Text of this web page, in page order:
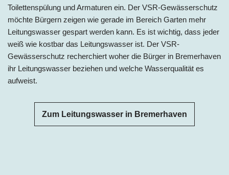
Toilettenspülung und Armaturen ein. Der VSR-Gewässerschutz
möchte Bürgern zeigen wie gerade im Bereich Garten mehr
Leitungswasser gespart werden kann. Es ist wichtig, dass jeder
weiß wie kostbar das Leitungswasser ist. Der VSR-
Gewässerschutz recherchiert woher die Bürger in Bremerhaven
ihr Leitungswasser beziehen und welche Wasserqualität es
aufweist.
Zum Leitungswasser in Bremerhaven